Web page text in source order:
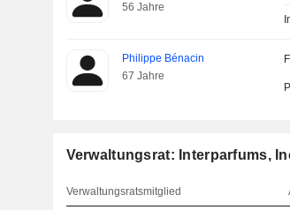
56 Jahre
Philippe Bénacin
67 Jahre
Verwaltungsrat: Interparfums,
Verwaltungsratsmitglied